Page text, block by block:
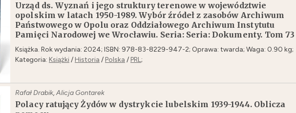
Urząd ds. Wyznań i jego struktury terenowe w województwie
opolskim w latach 1950-1989. Wybór źródeł z zasobów Archiwum
Państwowego w Opolu oraz Oddziałowego Archiwum Instytutu
Pamięci Narodowej we Wrocławiu. Seria: Seria: Dokumenty. Tom 73
Książka. Rok wydania: 2024; ISBN: 978-83-8229-947-2; Oprawa: twarda; Waga: 0.90 kg;
Kategoria: Książki/ Historia / Polska / PRL;
Rafał Drabik,Alicja Gontarek
Polacy ratujący Żydów w dystrykcie lubelskim 1939-1944. Oblicza